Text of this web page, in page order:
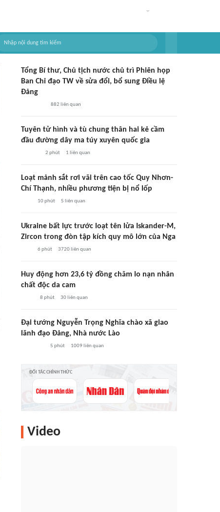
Tổng Bí thư, Chủ tịch nước chủ trì Phiên họp
Ban Chỉ đạo TW về sửa đổi, bổ sung Điều lệ
Đảng
882 liên quan
Tuyên tử hình và tù chung thân hai kẻ cầm
đầu đường dây ma túy xuyên quốc gia
2 phút 1 liên quan
Loạt mảnh sắt rơi vãi trên cao tốc Quy Nhơn-
Chí Thạnh, nhiều phương tiện bị nổ lốp
10 phút 5 liên quan
Ukraine bất lực trước loạt tên lửa Iskander-M,
Zircon trong đòn tập kích quy mô lớn của Nga
6 phút 3720liên quan
Huy động hơn 23,6 tỷ đồng chăm lo nạn nhân
chất độc da cam
8 phút 30 liên quan
Đại tướng Nguyễn Trọng Nghĩa chào xã giao
lãnh đạo Đảng, Nhà nước Lào
5 phút 1009 liên quan
ĐỐI TÁC CHÍNH THỨC
Video